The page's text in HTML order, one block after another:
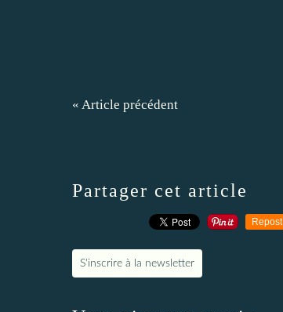
« Article précédent
Partager cet article
Repost
S'inscrire à la newsletter